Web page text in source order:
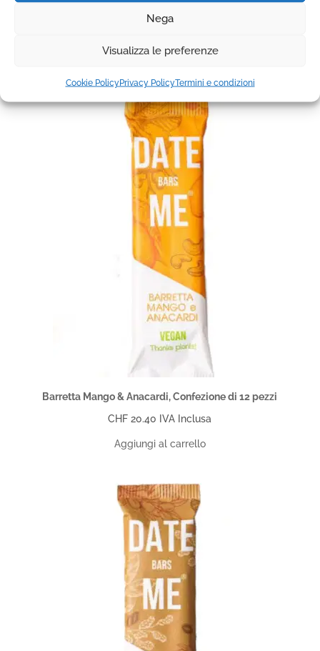
Nega
Visualizza le preferenze
Cookie PolicyPrivacy PolicyTermini e condizioni
Barrette proteiche
Barretta Mango & Anacardi, Confezione di 12 pezzi
CHF 20.40 IVA Inclusa
Aggiungi al carrello